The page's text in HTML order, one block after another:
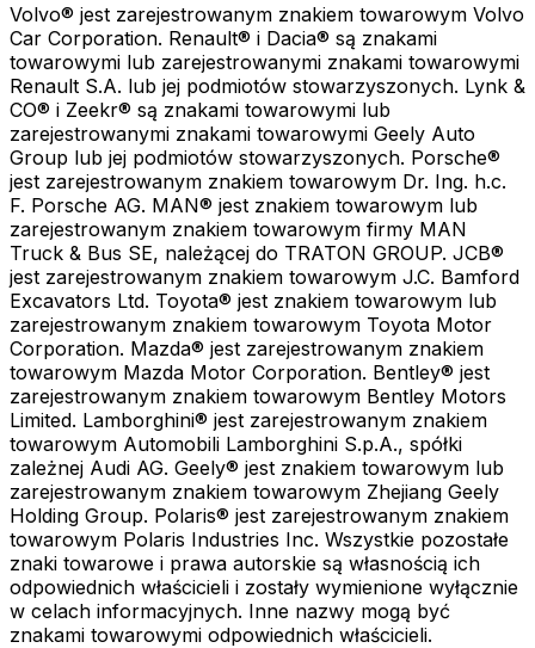
Volvo® jest zarejestrowanym znakiem towarowym Volvo
Car Corporation. Renault® i Dacia® są znakami
towarowymi lub zarejestrowanymi znakami towarowymi
Renault S.A. lub jej podmiotów stowarzyszonych. Lynk &
CO® i Zeekr® są znakami towarowymi lub
zarejestrowanymi znakami towarowymi Geely Auto
Group lub jej podmiotów stowarzyszonych. Porsche®
jest zarejestrowanym znakiem towarowym Dr. Ing. h.c.
F. Porsche AG. MAN® jest znakiem towarowym lub
zarejestrowanym znakiem towarowym firmy MAN
Truck & Bus SE, należącej do TRATON GROUP. JCB®
jest zarejestrowanym znakiem towarowym J.C. Bamford
Excavators Ltd. Toyota® jest znakiem towarowym lub
zarejestrowanym znakiem towarowym Toyota Motor
Corporation. Mazda® jest zarejestrowanym znakiem
towarowym Mazda Motor Corporation. Bentley® jest
zarejestrowanym znakiem towarowym Bentley Motors
Limited. Lamborghini® jest zarejestrowanym znakiem
towarowym Automobili Lamborghini S.p.A., spółki
zależnej Audi AG. Geely® jest znakiem towarowym lub
zarejestrowanym znakiem towarowym Zhejiang Geely
Holding Group. Polaris® jest zarejestrowanym znakiem
towarowym Polaris Industries Inc. Wszystkie pozostałe
znaki towarowe i prawa autorskie są własnością ich
odpowiednich właścicieli i zostały wymienione wyłącznie
w celach informacyjnych. Inne nazwy mogą być
znakami towarowymi odpowiednich właścicieli.